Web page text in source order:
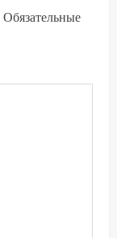
Обязательные